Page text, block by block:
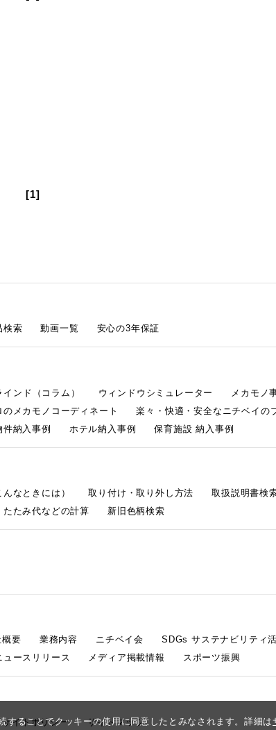
ることでクッキーの使用に同意したとみなされます。詳細は
[1]
検索 動画一覧 安心の3年保証
ンド（コラム） ウィンドウシミュレーター
メカモノ
のメカモノコーディネート 楽々・快適・安全なニチベイの
件納入事例 ホテル納入事例 保育施設 納入事例
なときには） 取り付け・取り外し方法 取扱説明書検
たたみ代などの計算 新旧色柄検索
概要 業務内容 ニチベイ会 SDGs サステナビリティ
ュースリリース メディア掲載情報 スポーツ振興
サイトポリシー サイトマップ